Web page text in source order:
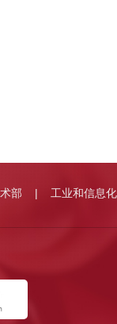
部 | 工业和信息